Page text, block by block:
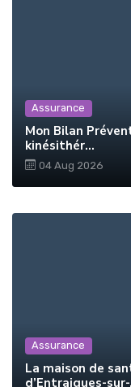
Assurance
Mon Bilan
kinésithér...
04 Aug 2026
Assurance
La maison de
d’Entraigues-sur-